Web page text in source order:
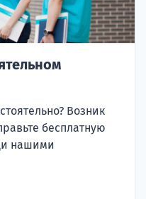
Возник
бесплатную
нашими